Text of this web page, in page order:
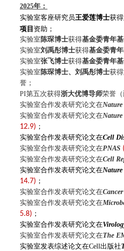
2025年 ：
实验室客座研究员王爱莲博士获得
项目 资助；
实验室 陈琛博士获得基金委青年
实验室刘禹彤博士获得基金委青
实验室张飞博士获得基金委青年
实验室 陈琛博士、刘禹彤博士获得
誉 ；
PI第五次获得浙大优博导师荣誉
实验室合作发表研究论文在
实验室合作发表研究论文在
12.9) ；
实验室合作发表研究论文在Cell
实验室合作发表研究论文在PNAS
实验室合作发表研究论文在Cell
实验室合作发表研究论文在
14.7) ；
实验室合作发表研究论文在
实验室合作发表研究论文在
5.8) ；
实验室合作发表研究论文在
实验室合作发表研究论文在The
实验室发表综述论文在Cell出版社